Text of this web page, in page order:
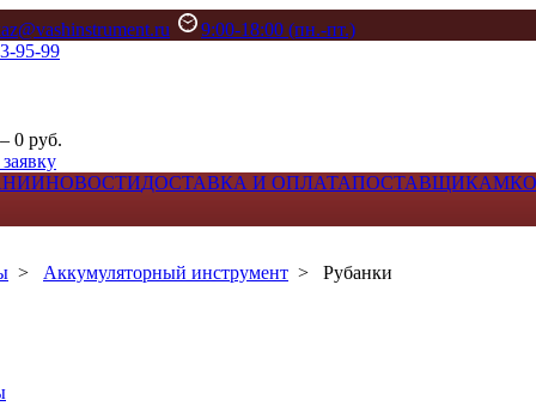
9:00-18:00 (пн.-пт.)
95-99
0 руб.
НОВОСТИДОСТАВКА И ОПЛАТАПОСТАВЩИКАМ
> Аккумуляторный инструмент > Рубанки